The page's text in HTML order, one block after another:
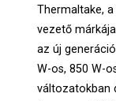
Thermaltake,
vezető
az új
W-os, 850 W-
változatokban